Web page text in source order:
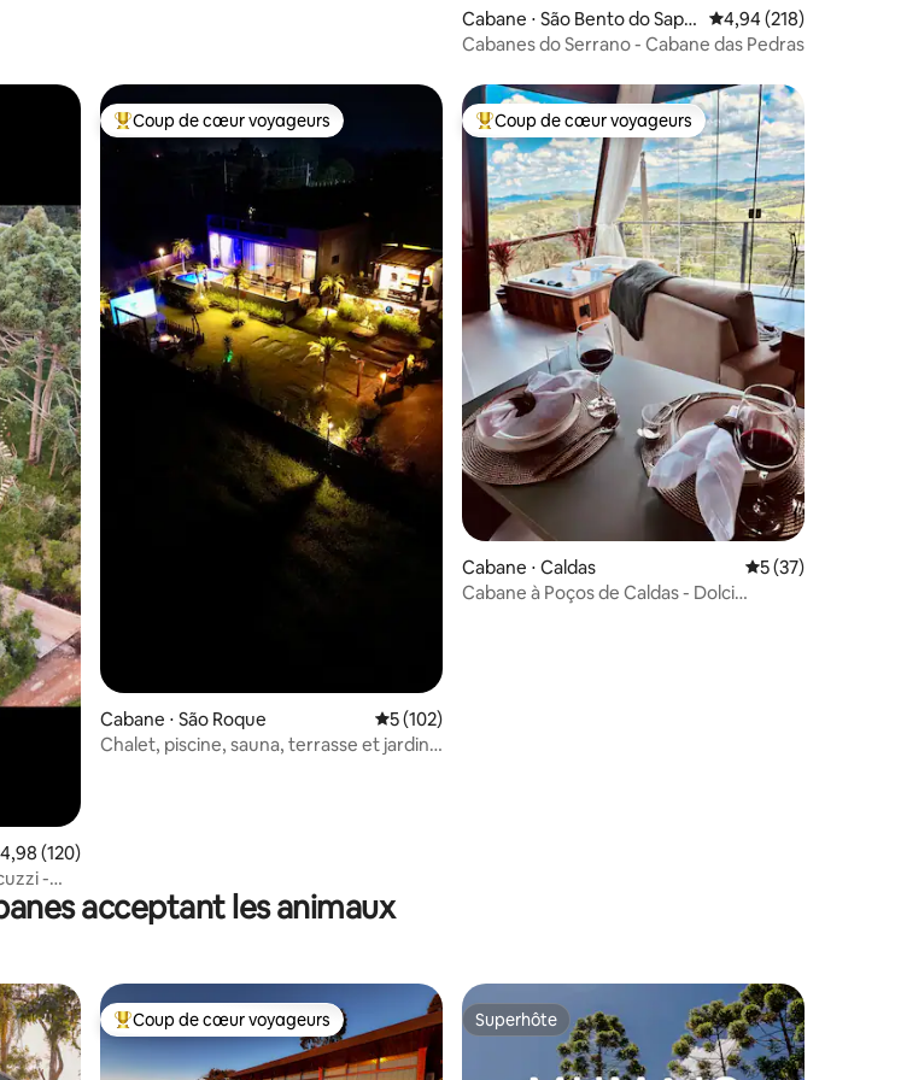
Cabane ⋅ São Bento do Sapu
caí
Évaluation moyenne
4,94 (218)
Cabanes do Serrano - Cabane das Pedras
: 5 sur 5
moyenne sur la base de 120 commentaires : 4,98 sur 5
4,98 (120)
-
Coups de cœur voyageurs les plus appréciés
Coup de cœur voyageurs
Cabane ⋅ São Roque Évaluation moyenne sur la base de 102 commentaires : 5 sur 5
5 (102)
Chalet, piscine, sauna, terrasse et jardin
Coups de cœur voyageurs les plus appréciés
Coup de cœur voyageurs
Cabane ⋅ Caldas Évaluation
5 (37)
Cabane à Poços de Caldas - Dolci
acceptant les animaux
Coups de cœur voyageurs les plus appréciés
Coup de cœur voyageurs Superhôte
Superhôte